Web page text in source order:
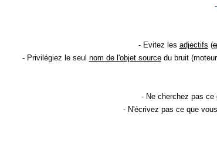
-
- Evitez les adjectifs (
- Privilégiez le seul nom de l'objet sourcedu bruit
- Ne cherchez pas ce
- N'écrivez pas ce que